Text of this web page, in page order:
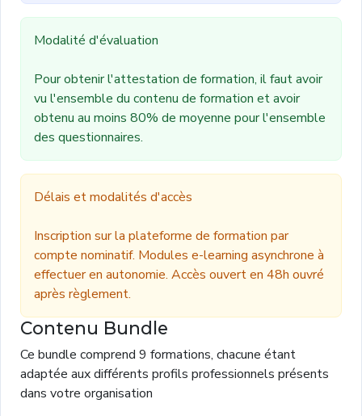
Modalité d'évaluation
Pour obtenir l'attestation de formation, il faut avoir
vu l'ensemble du contenu de formation et avoir
obtenu au moins 80% de moyenne pour l'ensemble
des questionnaires.
Délais et modalités d'accès
Inscription sur la plateforme de formation par
compte nominatif. Modules e-learning asynchrone à
effectuer en autonomie. Accès ouvert en 48h ouvré
après règlement.
Contenu Bundle
Ce bundle comprend 9 formations, chacune étant
adaptée aux différents profils professionnels présents
dans votre organisation